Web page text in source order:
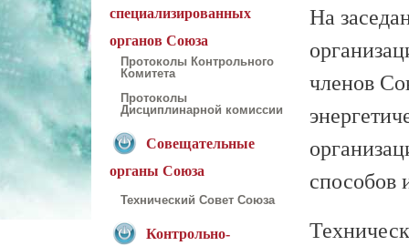
специализированных
органов Союза
Протоколы Контрольного
Комитета
Протоколы
Дисциплинарной комиссии
Совещательные
органы Союза
Технический Совет Союза
Контрольно-
На
членов
способов